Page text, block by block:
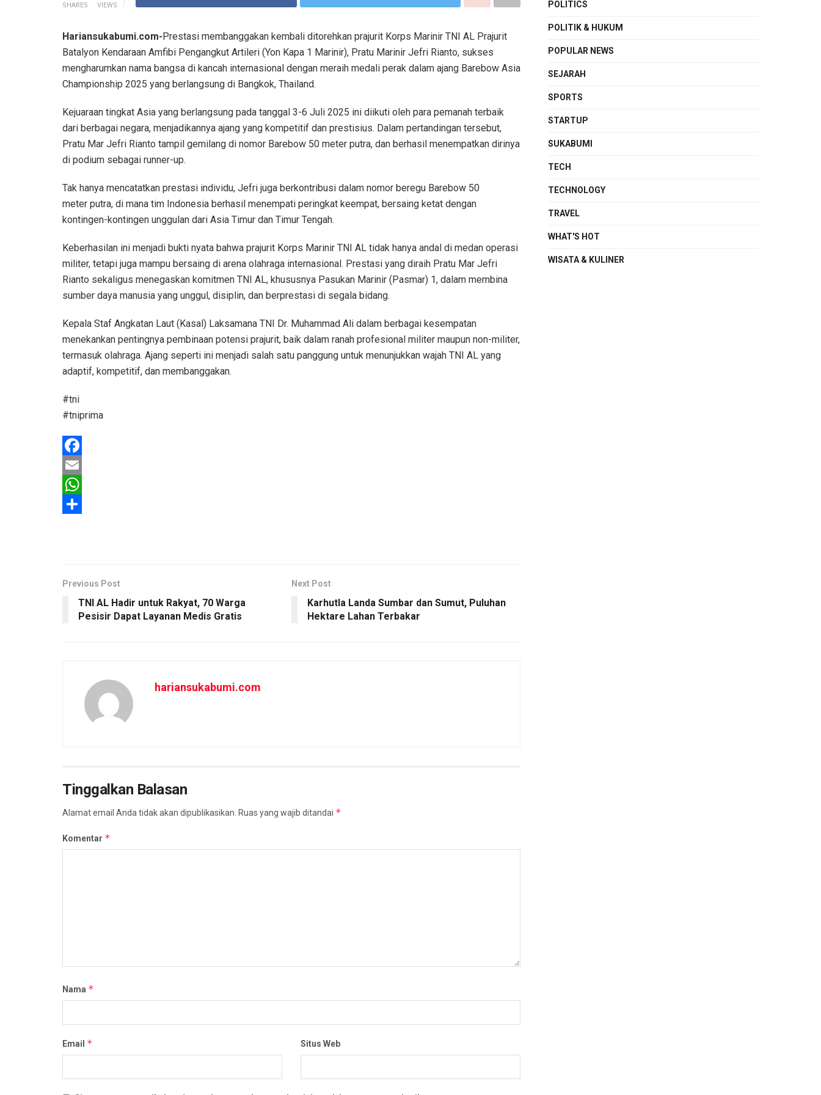
SHARES VIEWS
Hariansukabumi.com-Prestasi membanggakan kembali ditorehkan prajurit Korps Marinir TNI AL Prajurit
Batalyon Kendaraan Amfibi Pengangkut Artileri (Yon Kapa 1 Marinir), Pratu Marinir Jefri Rianto, sukses
mengharumkan nama bangsa di kancah internasional dengan meraih medali perak dalam ajang Barebow Asia
Championship 2025 yang berlangsung di Bangkok, Thailand.
Kejuaraan tingkat Asia yang berlangsung pada tanggal 3-6 Juli 2025 ini diikuti oleh para pemanah terbaik
dari berbagai negara, menjadikannya ajang yang kompetitif dan prestisius. Dalam pertandingan tersebut,
Pratu Mar Jefri Rianto tampil gemilang di nomor Barebow 50 meter putra, dan berhasil menempatkan dirinya
di podium sebagai runner-up.
Tak hanya mencatatkan prestasi individu, Jefri juga berkontribusi dalam nomor beregu Barebow 50
meter putra, di mana tim Indonesia berhasil menempati peringkat keempat, bersaing ketat dengan
kontingen-kontingen unggulan dari Asia Timur dan Timur Tengah.
Keberhasilan ini menjadi bukti nyata bahwa prajurit Korps Marinir TNI AL tidak hanya andal di medan operasi
militer, tetapi juga mampu bersaing di arena olahraga internasional. Prestasi yang diraih Pratu Mar Jefri
Rianto sekaligus menegaskan komitmen TNI AL, khususnya Pasukan Marinir (Pasmar) 1, dalam membina
sumber daya manusia yang unggul, disiplin, dan berprestasi di segala bidang.
Kepala Staf Angkatan Laut (Kasal) Laksamana TNI Dr. Muhammad Ali dalam berbagai kesempatan
menekankan pentingnya pembinaan potensi prajurit, baik dalam ranah profesional militer maupun non-militer,
termasuk olahraga. Ajang seperti ini menjadi salah satu panggung untuk menunjukkan wajah TNI AL yang
adaptif, kompetitif, dan membanggakan.
#tni
#tniprima
F
a
c
o
E
m
W
s
rPrevious Post
TNI AL Hadir untuk Rakyat, 70 Warga
Pesisir Dapat Layanan Medis Gratis
Next Post
Karhutla Landa Sumbar dan Sumut, Puluhan
Hektare Lahan Terbakar
hariansukabumi.com
Tinggalkan Balasan
Alamat email Anda tidak akan dipublikasikan. Ruas yang wajib ditandai *
Komentar *
Nama *
Email * Situs Web
POLITICS
POLITIK & HUKUM
POPULAR NEWS
SEJARAH
SPORTS
STARTUP
SUKABUMI
TECH
TECHNOLOGY
TRAVEL
WHAT'S HOT
WISATA & KULINER